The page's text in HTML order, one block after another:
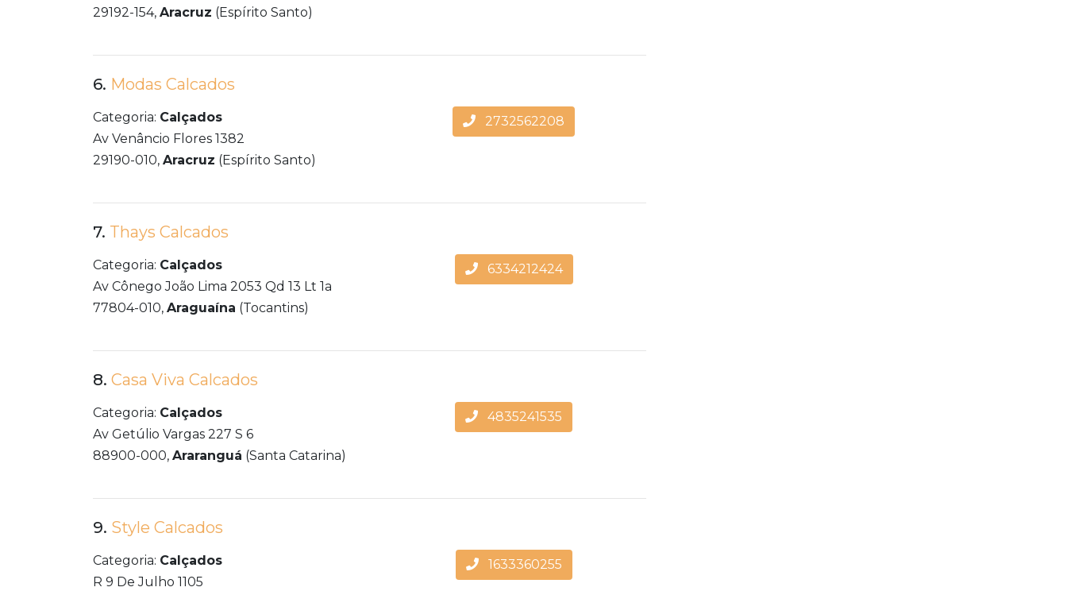
29192-154, Aracruz (Espírito Santo)
6. Modas Calcados
Categoria: Calçados
Av Venâncio Flores 1382
29190-010, Aracruz (Espírito Santo)
2732562208
7. Thays Calcados
Categoria: Calçados
Av Cônego João Lima 2053 Qd 13 Lt 1a
77804-010, Araguaína (Tocantins)
6334212424
8. Casa Viva Calcados
Categoria: Calçados
Av Getúlio Vargas 227 S 6
88900-000, Araranguá (Santa Catarina)
4835241535
9. Style Calcados
Categoria: Calçados
R 9 De Julho 1105
1633360255